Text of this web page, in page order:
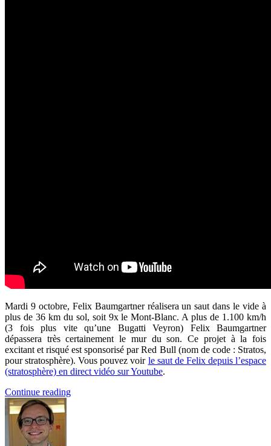
Mardi 9 octobre, Felix Baumgartner réalisera un saut dans le vide à
plus de 36 km du sol, soit 9x le Mont-Blanc. A plus de 1.100 km/h
(3 fois plus vite qu’une Bugatti Veyron) Felix Baumgartner
dépassera très certainement le mur du son. Ce projet à la fois
excitant et risqué est sponsorisé par Red Bull (nom de code : Stratos,
pour stratosphère). Vous pouvez voir le saut de Felix depuis l’espace
(stratosphère) en direct vidéo sur Youtube.
Continue reading